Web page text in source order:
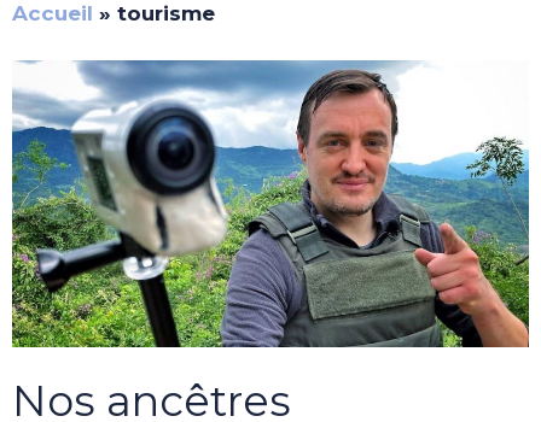
Accueil » tourisme
Nos ancêtres